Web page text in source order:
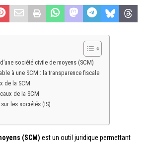
société civile de moyens (SCM)
à une SCM : la transparence fiscale
de la SCM
de la SCM
les sociétés (IS)
(SCM) est un outil juridique permettant